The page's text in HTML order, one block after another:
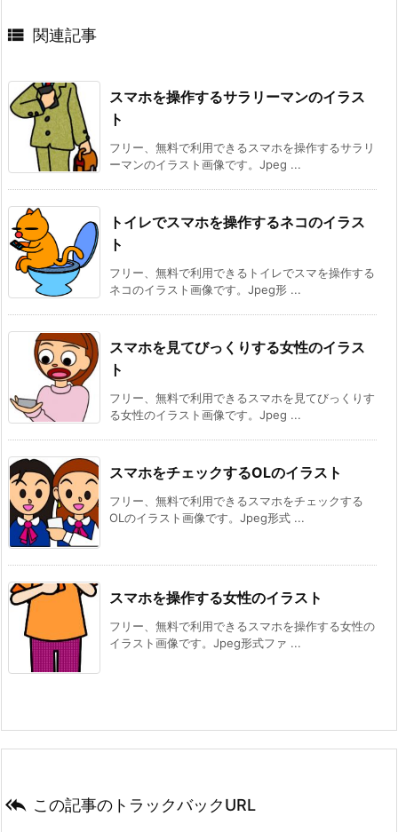
 関連記事
スマホを操作するサラリーマンのイラス
ト
フリー、無料で利用できるスマホを操作するサラリ
ーマンのイラスト画像です。Jpeg ...
トイレでスマホを操作するネコのイラス
ト
フリー、無料で利用できるトイレでスマを操作する
ネコのイラスト画像です。Jpeg形 ...
スマホを見てびっくりする女性のイラス
ト
フリー、無料で利用できるスマホを見てびっくりす
る女性のイラスト画像です。Jpeg ...
スマホをチェックするOLのイラスト
フリー、無料で利用できるスマホをチェックする
OLのイラスト画像です。Jpeg形式 ...
スマホを操作する女性のイラスト
フリー、無料で利用できるスマホを操作する女性の
イラスト画像です。Jpeg形式ファ ...
 この記事のトラックバックURL